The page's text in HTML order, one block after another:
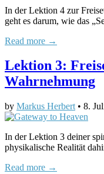
In der Lektion 4 zur
geht es darum, wie das
Read more →
Lektion 3:
Wahrnehmung
by Markus Herbert • 8.
In der Lektion 3 deiner
physikalische Realität
Read more →